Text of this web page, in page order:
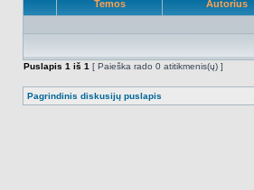
Temos Autorius
Puslapis 1 iš 1 [ Paieška rado 0 atitikmenis(ų) ]
Pagrindinis diskusijų puslapis